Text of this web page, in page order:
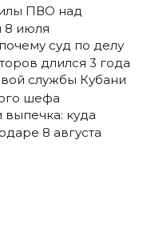
ПВО над
8 июля
суд по делу
длился 3 года
службы Кубани
шефа
куда
8 августа